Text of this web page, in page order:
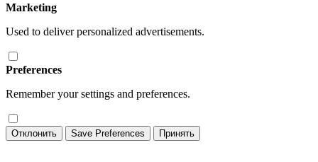
Marketing
Used to deliver personalized advertisements.
Preferences
Remember your settings and preferences.
Отклонить Save Preferences Принять